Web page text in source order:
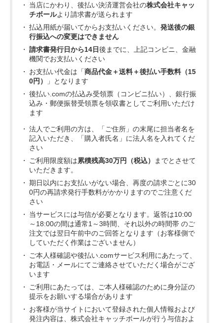
当店にかわり、後払い決済運営会社の株式会社キャッ
チボールより請求書が送られます
払込用紙が届いてからお支払いください。 発送後の銀
行振込への変更はできません
請求書発行日から14日後までに、上記コンビニ、金融
機関でお支払いください
お支払い代金は「商品代金＋送料＋後払い手数料（15
0円）
」となります
後払い.comの払込み受領票（コンビニ払い）、銀行振
込み・郵便振替受領票を領収書としてご利用いただけ
ます
法人でご利用の方は、「ご住所」の末尾に担当者名を
記入いただき、「購入者氏名」に法人名を入れてくだ
さい
ご利用限度額は累積残高30万円（税込）
までとさせて
いただきます。
期日以内にお支払いがない場合、再度の請求ごとに30
0円の再請求発行手数料がかかりますのでご注意くだ
さい
当サービスには与信が必要となります。返答は10:00
～18:00の間は通常1～3時間、それ以外の時間帯 のご
注文では翌日午前中のご回答となります（お客様側で
していただく作業はございません）
ご本人様確認や後払い.comサービス利用にあたって、
お電話・メールにてご連絡させていただく場合がござ
います
ご利用にあたっては、ご本人様確認のために身分証の
提示をお願いする場合があります
お客様が当サイトにおいて登録された個人情報および
発注内容は、株式会社キャッチボールが行う与信およ